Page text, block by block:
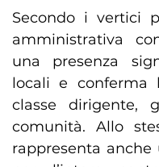
Secondo i vertici
amministrativa
una presenza
locali e conferma
classe dirigente,
comunità. Allo
rappresenta anche